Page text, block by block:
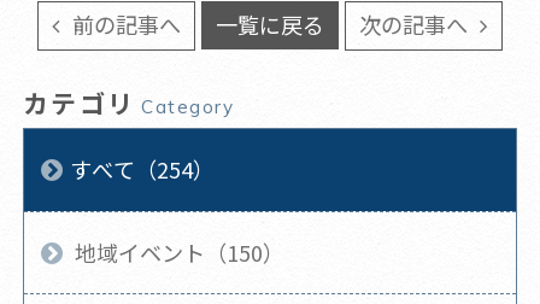
前の記事へ 一覧に戻る 次の記事へ
カテゴリ Category
すべて（254）
地域イベント（150）